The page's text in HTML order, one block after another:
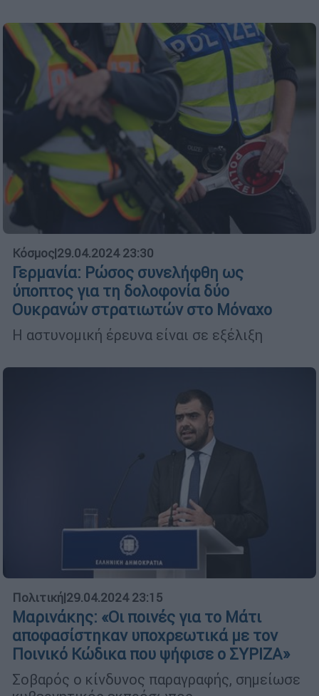
Κόσμος|29.04.2024 23:30
Γερμανία: Ρώσος συνελήφθη ως
ύποπτος για τη δολοφονία δύο
Ουκρανών στρατιωτών στο Μόναχο
Η αστυνομική έρευνα είναι σε εξέλιξη
Πολιτική|29.04.2024 23:15
Μαρινάκης: «Οι ποινές για το Μάτι
αποφασίστηκαν υποχρεωτικά με τον
Ποινικό Κώδικα που ψήφισε ο ΣΥΡΙΖΑ»
Σοβαρός ο κίνδυνος παραγραφής, σημείωσε